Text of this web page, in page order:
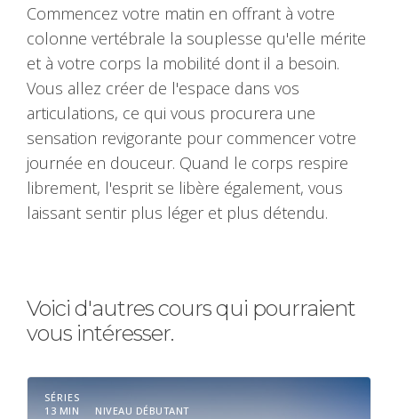
Commencez votre matin en offrant à votre
colonne vertébrale la souplesse qu'elle mérite
et à votre corps la mobilité dont il a besoin.
Vous allez créer de l'espace dans vos
articulations, ce qui vous procurera une
sensation revigorante pour commencer votre
journée en douceur. Quand le corps respire
librement, l'esprit se libère également, vous
laissant sentir plus léger et plus détendu.
Voici d'autres cours qui pourraient
vous intéresser.
SÉRIES
13 MIN
NIVEAU DÉBUTANT